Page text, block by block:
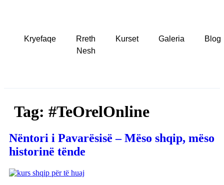
Kryefaqe
Rreth
Nesh
Kurset Galeria Blog
Tag: #TeOrelOnline
Nëntori i Pavarësisë – Mëso shqip, mëso
historinë tënde